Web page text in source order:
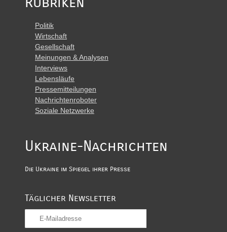
Politik
Wirtschaft
Gesellschaft
Meinungen & Analysen
Interviews
Lebensläufe
Pressemitteilungen
Nachrichtenroboter
Soziale Netzwerke
Ukraine-Nachrichten
Die Ukraine im Spiegel ihrer Presse
Täglicher Newsletter